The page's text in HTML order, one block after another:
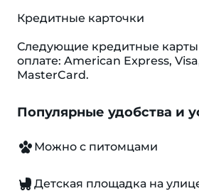
Кредитные карточки
Следующие кредитные
оплате: American Express,
MasterCard.
Популярные удобства и
Можно с питомцами
Детская площадка на